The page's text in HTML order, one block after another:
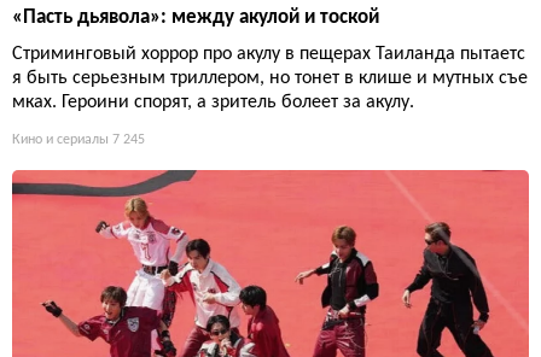
«Пасть дьявола»: между акулой и тоской
Стриминговый хоррор про акулу в пещерах Таиланда пытаетс
я быть серьезным триллером, но тонет в клише и мутных съе
мках. Героини спорят, а зритель болеет за акулу.
Кино и сериалы 7 245